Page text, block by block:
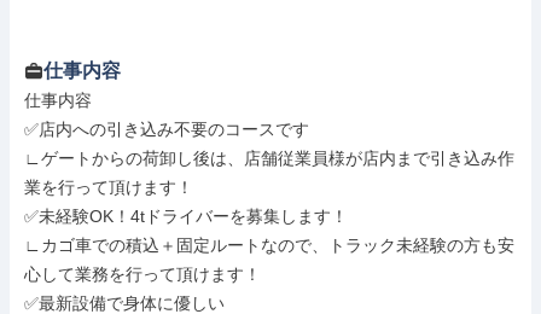
仕事内容
仕事内容
✅店内への引き込み不要のコースです
∟ゲートからの荷卸し後は、店舗従業員様が店内まで引き込み作
業を行って頂けます！
✅未経験OK！4tドライバーを募集します！
∟カゴ車での積込＋固定ルートなので、トラック未経験の方も安
心して業務を行って頂けます！
✅最新設備で身体に優しい